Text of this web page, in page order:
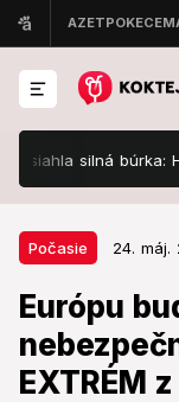
silná búrka:
Počasie 24. máj.
Európu
EXTRÉM
Počasie 24.
Európu
EXTRÉM